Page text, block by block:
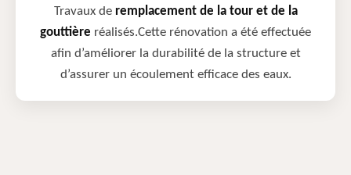
Travaux de remplacement de la tour et de la
gouttière réalisés.Cette rénovation a été effectuée
afin d’améliorer la durabilité de la structure et
d’assurer un écoulement efficace des eaux.